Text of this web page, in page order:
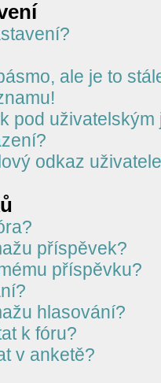
ale je to
pod uživatelským
odkaz
příspěvek?
příspěvku?
hlasování?
k fóru?
v anketě?